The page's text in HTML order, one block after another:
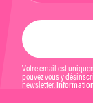
Votre email est
pouvez vous y
newsletter.